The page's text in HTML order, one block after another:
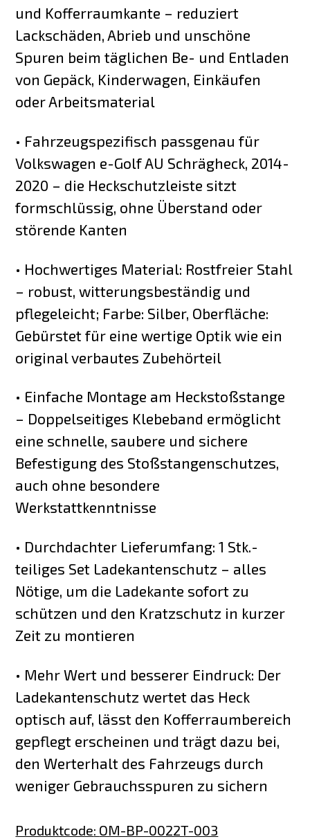
und Kofferraumkante – reduziert
Lackschäden, Abrieb und unschöne
Spuren beim täglichen Be- und Entladen
von Gepäck, Kinderwagen, Einkäufen
oder Arbeitsmaterial
• Fahrzeugspezifisch passgenau für
Volkswagen e-Golf AU Schrägheck, 2014-
2020 – die Heckschutzleiste sitzt
formschlüssig, ohne Überstand oder
störende Kanten
• Hochwertiges Material: Rostfreier Stahl
– robust, witterungsbeständig und
pflegeleicht; Farbe: Silber, Oberfläche:
Gebürstet für eine wertige Optik wie ein
original verbautes Zubehörteil
• Einfache Montage am Heckstoßstange
– Doppelseitiges Klebeband ermöglicht
eine schnelle, saubere und sichere
Befestigung des Stoßstangenschutzes,
auch ohne besondere
Werkstattkenntnisse
• Durchdachter Lieferumfang: 1 Stk.-
teiliges Set Ladekantenschutz – alles
Nötige, um die Ladekante sofort zu
schützen und den Kratzschutz in kurzer
Zeit zu montieren
• Mehr Wert und besserer Eindruck: Der
Ladekantenschutz wertet das Heck
optisch auf, lässt den Kofferraumbereich
gepflegt erscheinen und trägt dazu bei,
den Werterhalt des Fahrzeugs durch
weniger Gebrauchsspuren zu sichern
Produktcode: OM-BP-0022T-003